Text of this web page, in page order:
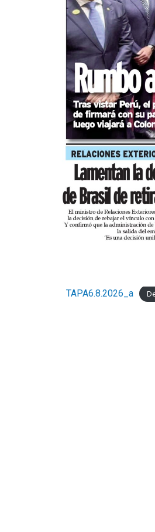
TAPA6.8.2026_a